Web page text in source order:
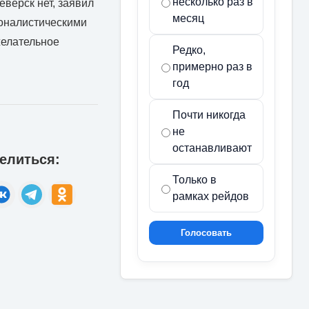
нет, заявил
месяц
Редко,
примерно раз в
год
Почти никогда
не
останавливают
Только в
рамках рейдов
Голосовать